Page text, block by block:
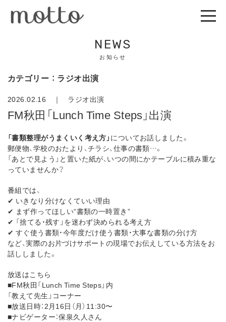
NEWS
お知らせ
カテゴリー ： ラジオ出演
2026.02.16 ｜ ラジオ出演
FM秋田「Lunch Time Steps」出演
「書類整理がうまくいく考え方」 についてお話しました。
郵便物、学校のおたより、チラシ、仕事の書類…。
「あとで見よう」と置いた紙が、いつの間にかテーブルに積み重な
っていませんか？
番組では、
✔ いきなり分けなくていい理由
✔ まず作ってほしい“書類の一時置き”
✔ 「捨てる・残す」を迷わず決められる考え方
✔ すぐ使う書類・今年度だけ使う書類・大事な書類の分け方
など、実際のお片づけサポートの現場でお伝えしている方法をお
話ししました。
放送はこちら
■FM秋田「Lunch Time Steps」内
「教えて先生」コーナー
■放送日時：2月16日（月）11:30〜
■ナビゲーター：保泉久人さん